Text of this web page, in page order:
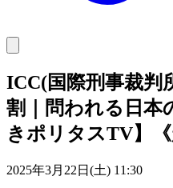
ICC(国際刑事裁判
割｜問われる日本
きポリタスTV】《
2025年3月22日(土) 11:30